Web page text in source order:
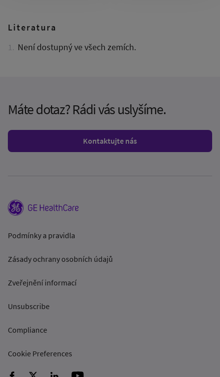
Literatura
Není dostupný ve všech zemích.
Máte dotaz? Rádi vás uslyšíme.
Kontaktujte nás
Podmínky a pravidla
Zásady ochrany osobních údajů
Zveřejnění informací
Unsubscribe
Compliance
Cookie Preferences